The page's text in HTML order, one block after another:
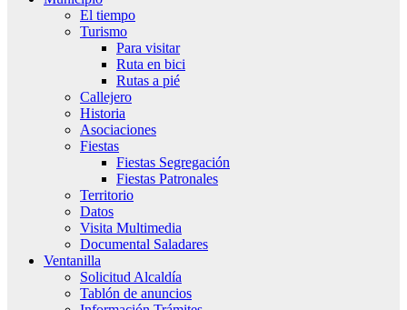
El tiempo
Turismo
Para visitar
Ruta en bici
Rutas a pié
Callejero
Historia
Asociaciones
Fiestas
Fiestas Segregación
Fiestas Patronales
Territorio
Datos
Visita Multimedia
Documental Saladares
Ventanilla
Solicitud Alcaldía
Tablón de anuncios